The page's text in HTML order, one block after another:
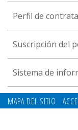
Perfil de
Suscripción del
Sistema de
MAPA DEL SITIO